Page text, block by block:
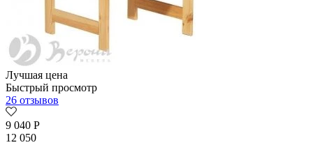
Лучшая цена
Быстрый просмотр
26 отзывов
9 040 Р
12 050